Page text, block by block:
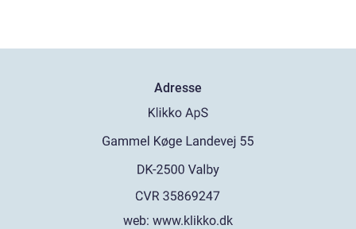
Adresse
web: www.klikko.dk